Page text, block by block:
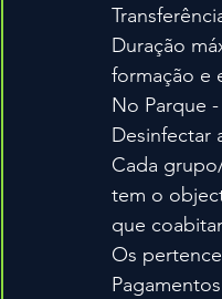
Duração
formação e
No Parque
Desinfectar
Cada
tem o
que
Os